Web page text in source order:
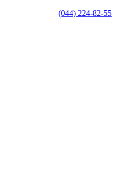
(044) 224-82-55